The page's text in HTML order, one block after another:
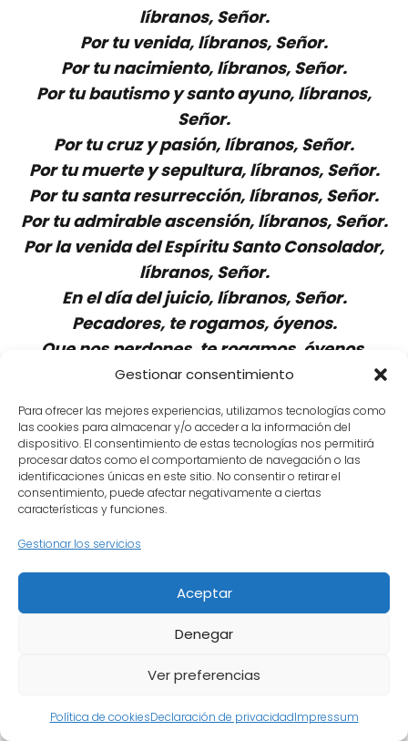
Gestionar consentimiento
Para ofrecer las mejores experiencias, utilizamos tecnologías como
las cookies para almacenar y/o acceder a la información del
dispositivo. El consentimiento de estas tecnologías nos permitirá
procesar datos como el comportamiento de navegación o las
identificaciones únicas en este sitio. No consentir o retirar el
consentimiento, puede afectar negativamente a ciertas
características y funciones.
Gestionar los servicios
Aceptar
Denegar
Ver preferencias
Política de cookiesDeclaración de privacidadImpressum
líbranos, Señor.
Por tu venida, líbranos, Señor.
Por tu nacimiento, líbranos, Señor.
Por tu bautismo y santo ayuno, líbranos,
Señor.
Por tu cruz y pasión, líbranos, Señor.
Por tu muerte y sepultura, líbranos, Señor.
Por tu santa resurrección, líbranos, Señor.
Por tu admirable ascensión, líbranos, Señor.
Por la venida del Espíritu Santo Consolador,
líbranos, Señor.
En el día del juicio, líbranos, Señor.
Pecadores, te rogamos, óyenos.
Que nos perdones, te rogamos, óyenos.
Que nos concedas el perdón, te rogamos,
Que nos lleves a una verdadera penitencia,
te rogamos, óyenos.
Que gobiernes y conserves tu santa Iglesia,
te rogamos, óyenos.
todos los órdenes eclesiásticos, te rogamos,
óyenos.
Que humilles a los enemigos de la santa
Iglesia, te rogamos, óyenos.
reyes y príncipes cristianos, te rogamos,
óyenos.
Que concedas paz y unidad a todo el pueblo